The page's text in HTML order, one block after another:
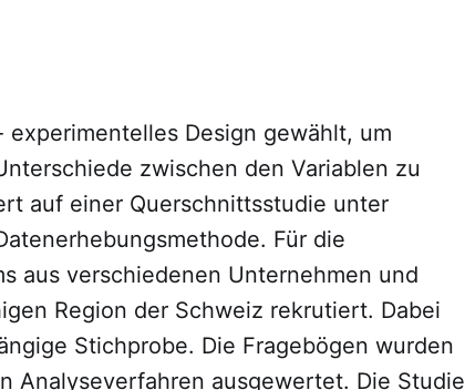
Design gewählt, um
zwischen den Variablen zu
auf einer Querschnittsstudie unter
Für die
aus verschiedenen Unternehmen und
Region der Schweiz rekrutiert. Dabei
Stichprobe. Die Fragebögen wurden
Analyseverfahren ausgewertet. Die Studie